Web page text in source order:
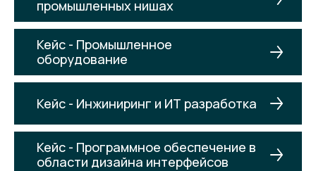
промышленных нишах
Кейс - Промышленное
оборудование
Кейс - Инжиниринг и ИТ разработка
Кейс - Программное обеспечение в
области дизайна интерфейсов